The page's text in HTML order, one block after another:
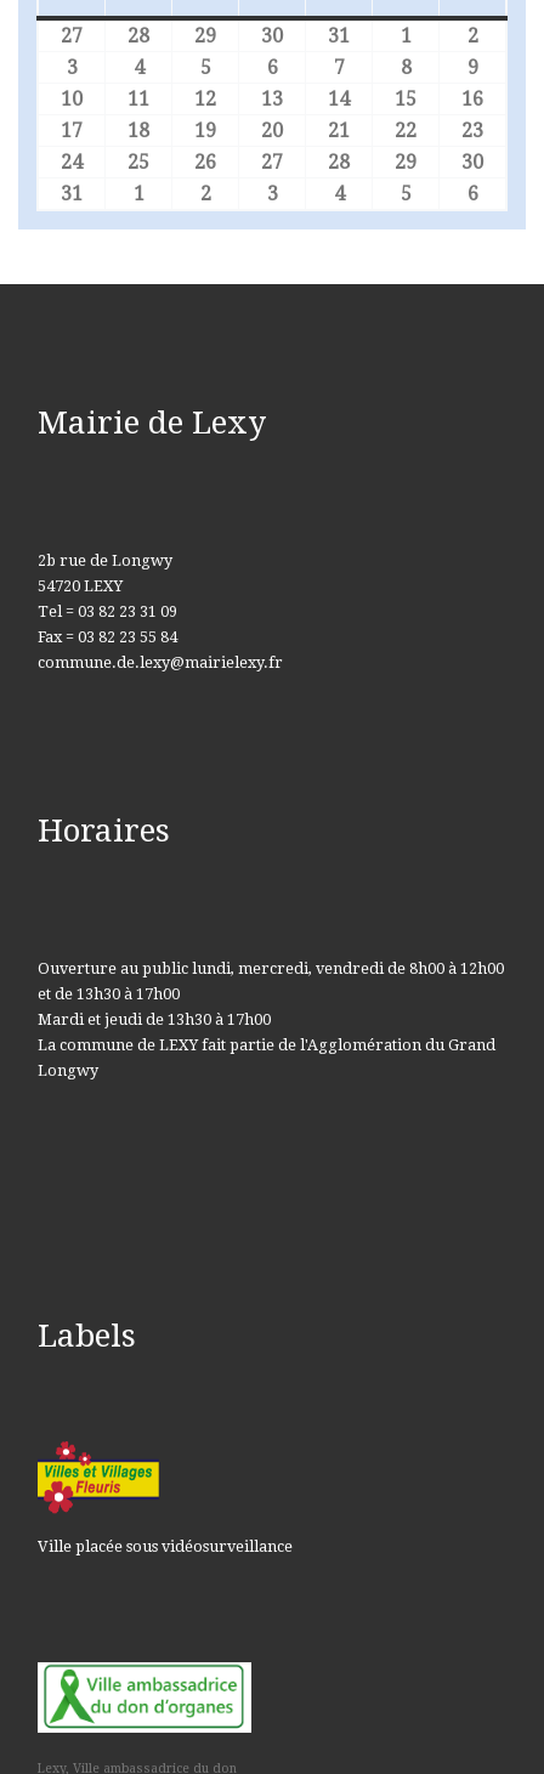
27 27 juillet 2026
28 28 juillet 2026
29 29 juillet 2026
30 30 juillet 2026
31 31 juillet 2026
1 1 août 2026
2
3 3 août 2026
44 août 2026
5 5 août 2026
6 6 août 2026
7 7 août 2026
8 8 août 2026
9
10 10 août 2026
11 11 août 2026
12 12 août 2026
13 13 août 2026
1414 août 2026
15 15 août 2026
16
17 17 août 2026
18 18 août 2026
19 19 août 2026
20 20 août 2026
21 21 août 2026
22 22 août 2026
23
2424 août 2026
25 25 août 2026
26 26 août 2026
27 27 août 2026
28 28 août 2026
29 29 août 2026
30
31 31 août 2026
1 1 septembre 2026
2 2 septembre 2026
3 3 septembre 2026
44 septembre 2026
5 5 septembre
6
Mairie de Lexy
2b rue de Longwy
54720 LEXY
Tel = 03 82 23 31 09
Fax = 03 82 23 55 84
commune.de.lexy@mairielexy.fr
Horaires
Ouverture au public lundi, mercredi, vendredi de 8h00 à 12h00
et de 13h30 à 17h00
Mardi et jeudi de 13h30 à 17h00
La commune de LEXY fait partie de l'Agglomération du Grand
Longwy
Labels
Ville placée sous vidéosurveillance
Lexy, Ville ambassadrice du don